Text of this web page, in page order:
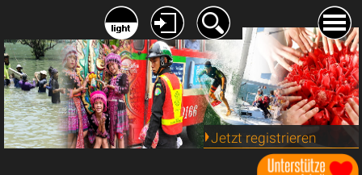
Jetzt registrieren